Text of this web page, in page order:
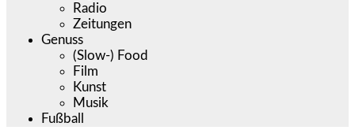
Radio
Zeitungen
Genuss
(Slow-) Food
Film
Kunst
Musik
Fußball